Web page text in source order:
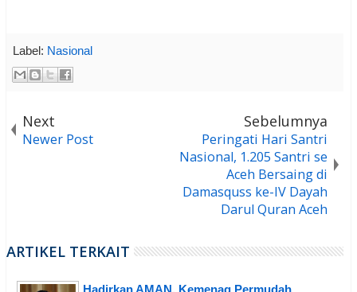
Label: Nasional
Next
Newer Post
Sebelumnya
Peringati Hari Santri
Nasional, 1.205 Santri se
Aceh Bersaing di
Damasquss ke-IV Dayah
Darul Quran Aceh
ARTIKEL TERKAIT
Hadirkan AMAN, Kemenag Permudah